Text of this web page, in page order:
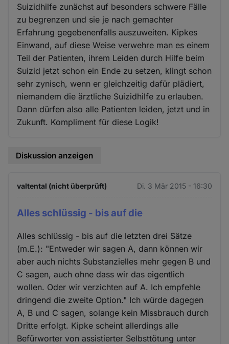
Suizidhilfe zunächst auf besonders schwere Fälle
zu begrenzen und sie je nach gemachter
Erfahrung gegebenenfalls auszuweiten. Kipkes
Einwand, auf diese Weise verwehre man es einem
Teil der Patienten, ihrem Leiden durch Hilfe beim
Suizid jetzt schon ein Ende zu setzen, klingt schon
sehr zynisch, wenn er gleichzeitig dafür plädiert,
niemandem die ärztliche Suizidhilfe zu erlauben.
Dann dürfen also alle Patienten leiden, jetzt und in
Zukunft. Kompliment für diese Logik!
Diskussion anzeigen
valtental (nicht überprüft) Di. 3 Mär 2015 - 16:30
Alles schlüssig - bis auf die
Alles schlüssig - bis auf die letzten drei Sätze
(m.E.): "Entweder wir sagen A, dann können wir
aber auch nichts Substanzielles mehr gegen B und
C sagen, auch ohne dass wir das eigentlich
wollen. Oder wir verzichten auf A. Ich empfehle
dringend die zweite Option." Ich würde dagegen
A, B und C sagen, solange kein Missbrauch durch
Dritte erfolgt. Kipke scheint allerdings alle
Befürworter von assistierter Selbsttötung unter